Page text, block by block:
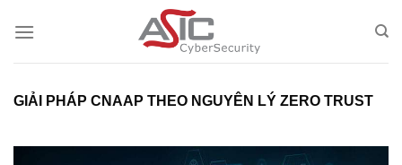
GIẢI PHÁP CNAAP THEO NGUYÊN LÝ ZERO TRUST